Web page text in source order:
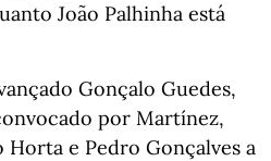
João Palhinha está
Gonçalo Guedes,
por Martínez,
e Pedro Gonçalves a